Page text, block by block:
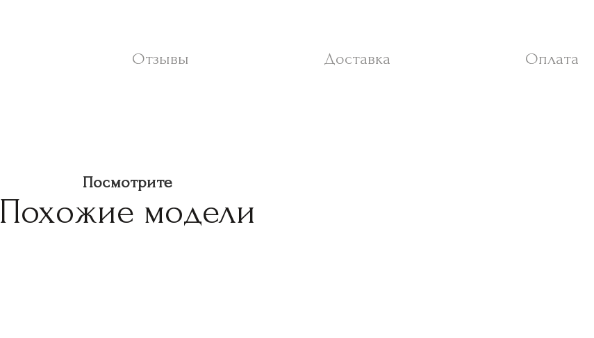
Отзывы Доставка Оплата
Посмотрите
Похожие модели